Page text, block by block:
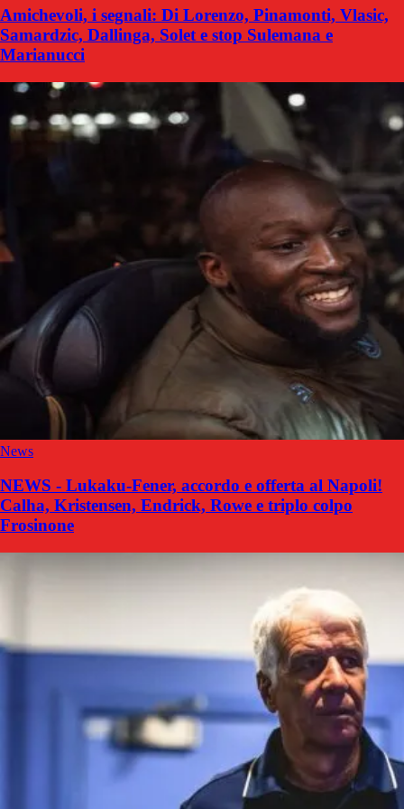
Amichevoli, i segnali: Di Lorenzo, Pinamonti, Vlasic,
Samardzic, Dallinga, Solet e stop Sulemana e
Marianucci
News
NEWS - Lukaku-Fener, accordo e offerta al Napoli!
Calha, Kristensen, Endrick, Rowe e triplo colpo
Frosinone